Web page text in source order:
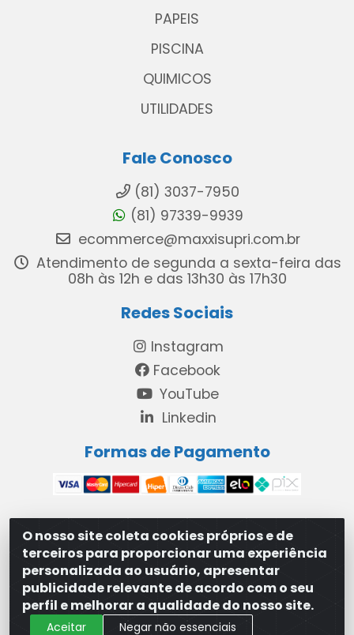
O nosso site coleta cookies próprios e de
terceiros para proporcionar uma experiência
personalizada ao usuário, apresentar
publicidade relevante de acordo com o seu
perfil e melhorar a qualidade do nosso site.
Aceitar Negar não essenciais
PAPEIS
PISCINA
QUIMICOS
UTILIDADES
Fale Conosco
(81) 3037-7950
(81) 97339-9939
ecommerce@maxxisupri.com.br
Atendimento de segunda a sexta-feira das
08h às 12h e das 13h30 às 17h30
Redes Sociais
Instagram
Facebook
YouTube
Linkedin
Formas de Pagamento
MAXXISUPRI COMÉRCIO DE SANEANTES LTDA - Avenida
Antônio Cabral de Souza, 2872 - Maranguape II -
Paulista/PE - CEP 53.421-420 - 31.329.180/0001-83